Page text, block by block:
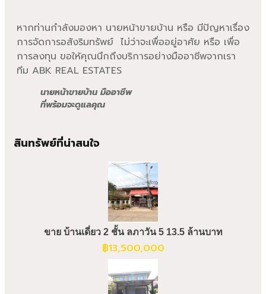
หากท่านกำลังมองหา นายหน้าขายบ้าน หรือ มีปัญหาเรื่อง
การจัดการอสังริมทรัพย์ ไม่ว่าจะเพื่ออยู่อาศัย หรือ เพื่อ
การลงทุน ขอให้คุณนึกถึงบริการอย่างมืออาชีพจากเรา
ทีม ABK REAL ESTATES
นายหน้าขายบ้าน มืออาชีพ
ที่พร้อมจะดูแลคุณ
สินทรัพย์ที่น่าสนใจ
ขาย บ้านเดี่ยว 2 ชั้น ลภาวัน 5 13.5 ล้านบาท
฿13,500,000